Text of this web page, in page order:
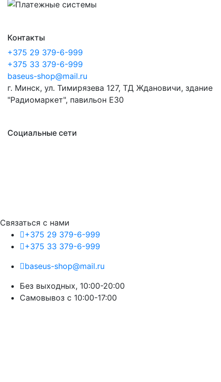
Контакты
+375 29 379-6-999
+375 33 379-6-999
baseus-shop@mail.ru
г. Минск, ул. Тимирязева 127, ТД Ждановичи, здание
"Радиомаркет", павильон E30
Социальные сети
Связаться с нами
+375 29 379-6-999
+375 33 379-6-999
baseus-shop@mail.ru
Без выходных, 10:00-20:00
Cамовывоз с 10:00-17:00